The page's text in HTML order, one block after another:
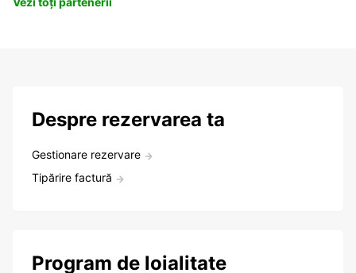
Despre rezervarea ta
Gestionare rezervare
Tipărire factură
Program de loialitate